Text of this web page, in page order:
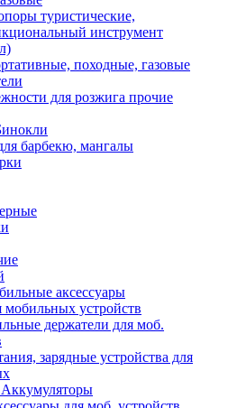
туристические,
инструмент
походные, газовые
для розжига прочие
барбекю, мангалы
аксессуары
мобильных устройств
держатели для моб.
зарядные устройства для